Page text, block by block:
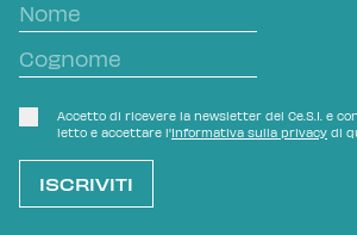
Accetto di ricevere la newsletter del Ce.S.I. e
letto e accettare l'Informativa sulla privacy di